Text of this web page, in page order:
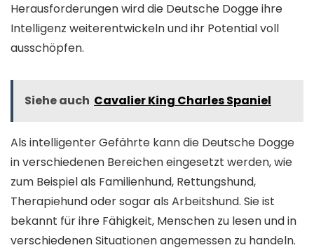
Herausforderungen wird die Deutsche Dogge ihre
Intelligenz weiterentwickeln und ihr Potential voll
ausschöpfen.
Siehe auch Cavalier King Charles Spaniel
Als intelligenter Gefährte kann die Deutsche Dogge
in verschiedenen Bereichen eingesetzt werden, wie
zum Beispiel als Familienhund, Rettungshund,
Therapiehund oder sogar als Arbeitshund. Sie ist
bekannt für ihre Fähigkeit, Menschen zu lesen und in
verschiedenen Situationen angemessen zu handeln.